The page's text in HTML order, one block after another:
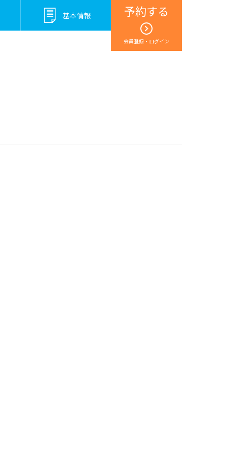
予約する
会員登録・ログイン
基本情報